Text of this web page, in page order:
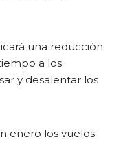
una reducción
a los
y desalentar los
enero los vuelos